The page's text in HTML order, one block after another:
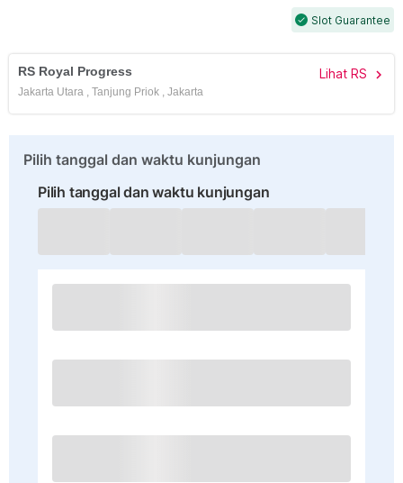
check Slot Guarantee
RS Royal Progress Lihat RS chevron_right
Jakarta Utara , Tanjung Priok , Jakarta
Pilih tanggal dan waktu kunjungan
Pilih tanggal dan waktu kunjungan